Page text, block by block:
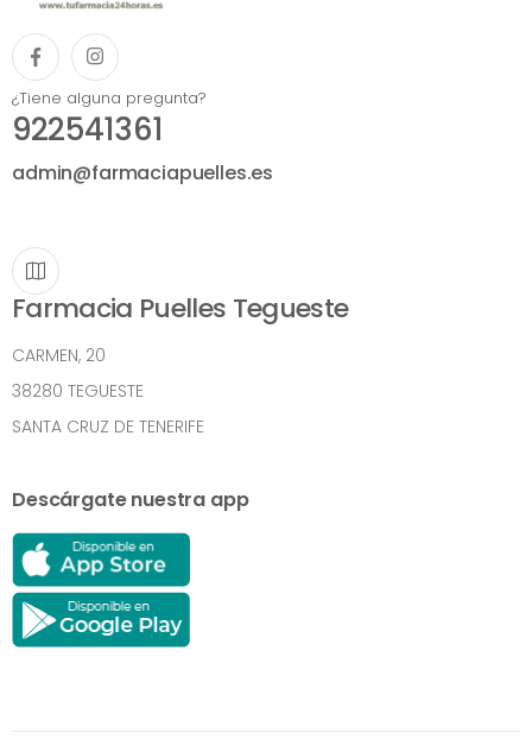
¿Tiene alguna pregunta?
922541361
admin@farmaciapuelles.es
Farmacia Puelles Tegueste
CARMEN, 20
38280 TEGUESTE
SANTA CRUZ DE TENERIFE
Descárgate nuestra app